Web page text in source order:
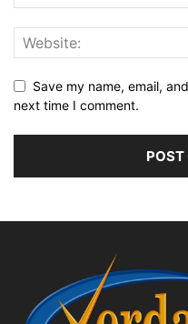
Save my name, email,
next time I comment.